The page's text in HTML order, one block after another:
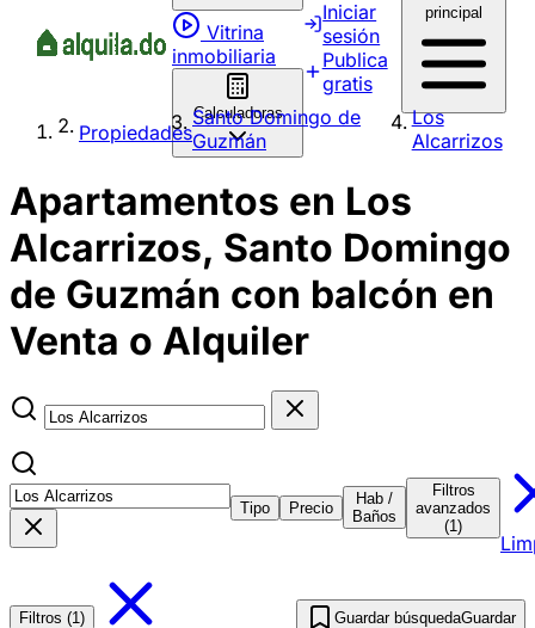
Vitrina
inmobiliaria
Calculadoras
Iniciar
sesión
Publica
gratis
principal
Propiedades
Santo Domingo de
Guzmán
Los
Alcarrizos
Apartamentos en Los
Alcarrizos, Santo Domingo
de Guzmán con balcón en
Venta o Alquiler
Tipo Precio
Hab /
Baños
Filtros
avanzados
(1)
Filtros (1) Guardar búsquedaGuardar